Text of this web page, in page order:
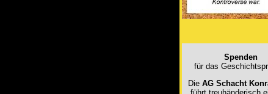
Spenden
für das
Die AG Schacht